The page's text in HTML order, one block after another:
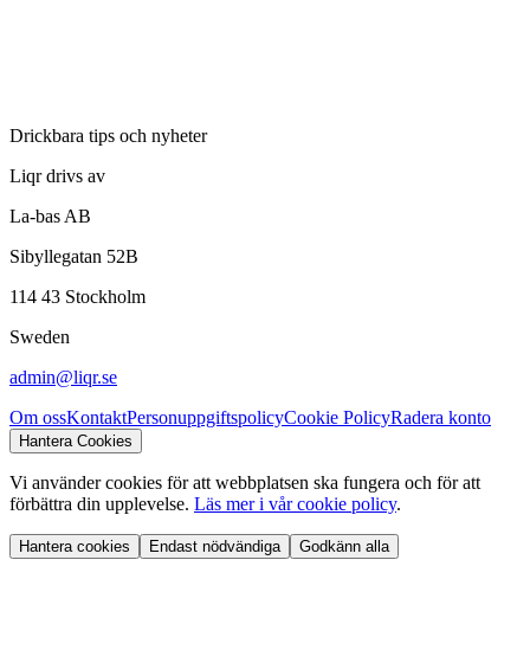
Drickbara tips och nyheter
Liqr drivs av
La-bas AB
Sibyllegatan 52B
114 43 Stockholm
Sweden
admin@liqr.se
Om ossKontaktPersonuppgiftspolicyCookie PolicyRadera konto
Hantera Cookies
Vi använder cookies för att webbplatsen ska fungera och för att
förbättra din upplevelse. Läs mer i vår cookie policy.
Hantera cookies Endast nödvändiga Godkänn alla